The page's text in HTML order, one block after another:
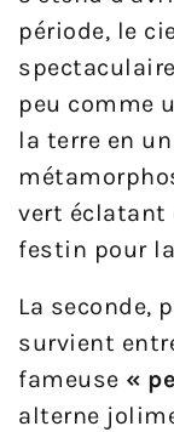
période, le
peu comme
la terre en
vert éclatant
festin pour
La seconde,
survient
fameuse «
alterne